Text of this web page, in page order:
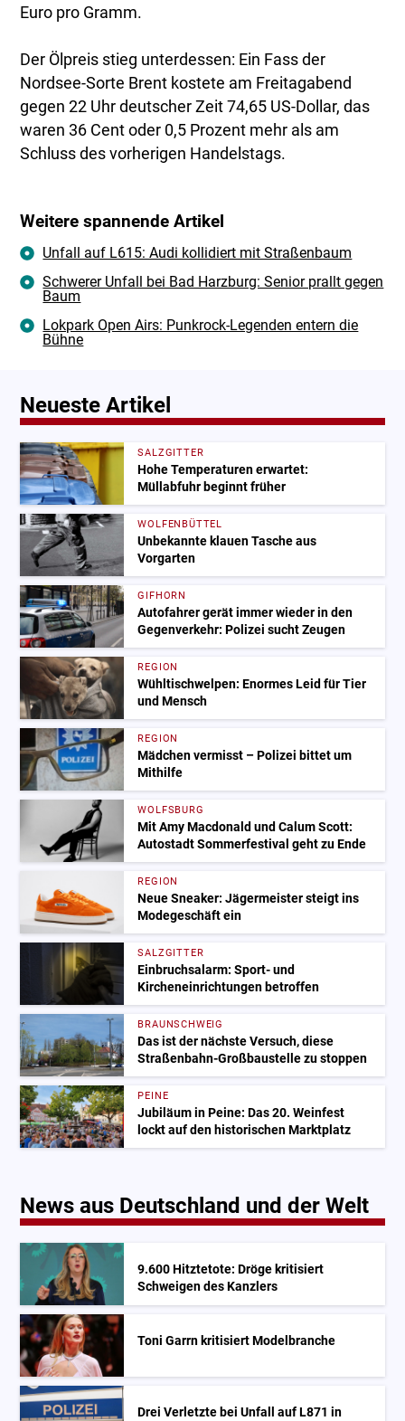
Euro pro Gramm.
Der Ölpreis stieg unterdessen: Ein Fass der
Nordsee-Sorte Brent kostete am Freitagabend
gegen 22 Uhr deutscher Zeit 74,65 US-Dollar, das
waren 36 Cent oder 0,5 Prozent mehr als am
Schluss des vorherigen Handelstags.
Weitere spannende Artikel
Unfall auf L615: Audi kollidiert mit Straßenbaum
Schwerer Unfall bei Bad Harzburg: Senior prallt gegen
Baum
Lokpark Open Airs: Punkrock-Legenden entern die
Bühne
Neueste Artikel
SALZGITTER
Hohe Temperaturen erwartet:
Müllabfuhr beginnt früher
WOLFENBÜTTEL
Unbekannte klauen Tasche aus
Vorgarten
GIFHORN
Autofahrer gerät immer wieder in den
Gegenverkehr: Polizei sucht Zeugen
REGION
Wühltischwelpen: Enormes Leid für Tier
und Mensch
REGION
Mädchen vermisst – Polizei bittet um
Mithilfe
WOLFSBURG
Mit Amy Macdonald und Calum Scott:
Autostadt Sommerfestival geht zu Ende
REGION
Neue Sneaker: Jägermeister steigt ins
Modegeschäft ein
SALZGITTER
Einbruchsalarm: Sport- und
Kircheneinrichtungen betroffen
BRAUNSCHWEIG
Das ist der nächste Versuch, diese
Straßenbahn-Großbaustelle zu stoppen
PEINE
Jubiläum in Peine: Das 20. Weinfest
lockt auf den historischen Marktplatz
News aus Deutschland und der Welt
9.600 Hitztetote: Dröge kritisiert
Schweigen des Kanzlers
Toni Garrn kritisiert Modelbranche
Drei Verletzte bei Unfall auf L871 in